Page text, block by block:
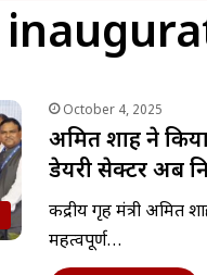
October 4, 2025
अमित शाह ने
डेयरी सेक्टर अब
केंद्रीय गृह मंत्री अमित
महत्वपूर्ण…